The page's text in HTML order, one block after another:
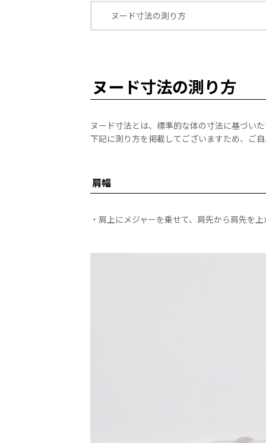
ヌード寸法の測り方
ヌード寸法の測り方
ヌード寸法とは、標準的な体の寸法に基づい
下記に測り方を掲載してございますため、ご
肩幅
・肩上にメジャーを乗せて、肩先から肩先を